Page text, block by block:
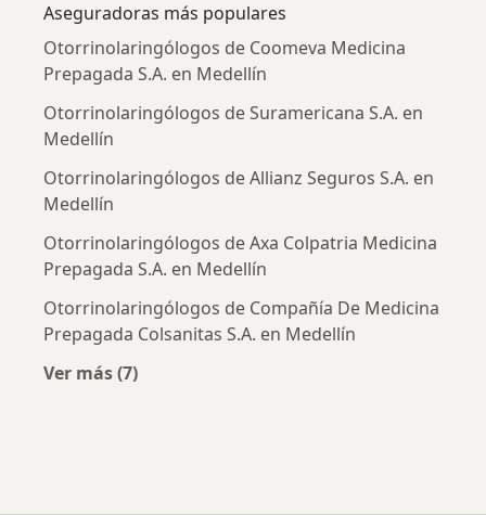
Aseguradoras más populares
Otorrinolaringólogos de Coomeva Medicina
Prepagada S.A. en Medellín
Otorrinolaringólogos de Suramericana S.A. en
Medellín
Otorrinolaringólogos de Allianz Seguros S.A. en
Medellín
Otorrinolaringólogos de Axa Colpatria Medicina
Prepagada S.A. en Medellín
Otorrinolaringólogos de Compañía De Medicina
Prepagada Colsanitas S.A. en Medellín
Ver más (7)